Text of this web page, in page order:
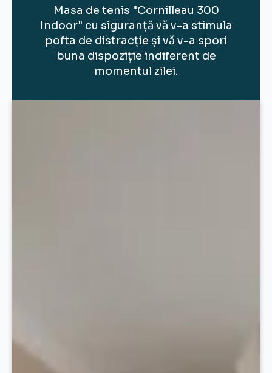
Masa de tenis "Cornilleau 300
Indoor" cu siguranță vă v-a stimula
pofta de distracție și vă v-a spori
buna dispoziție indiferent de
momentul zilei.